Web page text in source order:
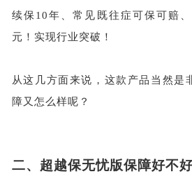
续保 10年、常见既往症可保可赔
元！实现行业突破！
从这几方面来说，这款产品当然是
障又怎么样呢？
二、 超越保无忧版保障好不